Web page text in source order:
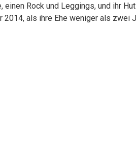
einen Rock und Leggings, und ihr
2014, als ihre Ehe weniger als zwei